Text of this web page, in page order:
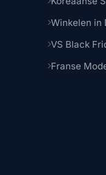
Winkelen in
VS Black
Franse